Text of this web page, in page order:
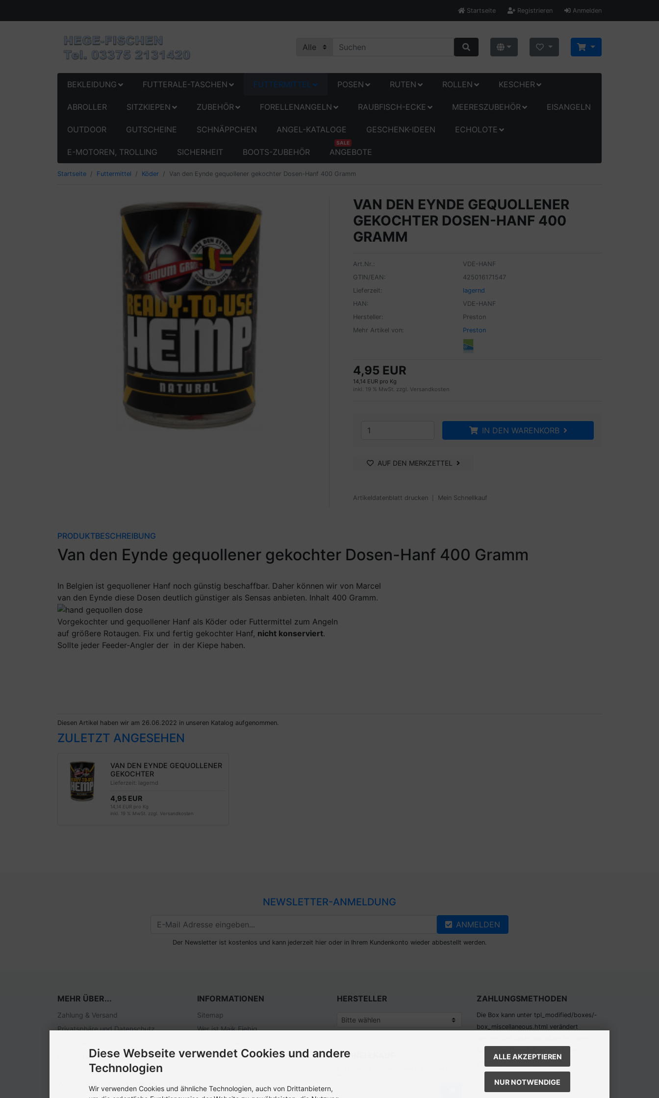
Startseite Registrieren Anmelden
BEKLEIDUNG FUTTERALE-TASCHEN FUTTERMITTEL POSEN RUTEN ROLLEN KESCHER
ABROLLER SITZKIEPEN ZUBEHÖR FORELLENANGELN RAUBFISCH-ECKE MEERESZUBEHÖR EISANGELN
OUTDOOR GUTSCHEINE SCHNÄPPCHEN ANGEL-KATALOGE GESCHENK-IDEEN ECHOLOTE
E-MOTOREN, TROLLING SICHERHEIT BOOTS-ZUBEHÖR ANGEBOTE
SALE
Startseite Futtermittel Köder Van den Eynde gequollener gekochter Dosen-Hanf 400 Gramm
VAN DEN EYNDE GEQUOLLENER
GEKOCHTER DOSEN-HANF 400
GRAMM
Art.Nr.:
VDE-HANF
GTIN/EAN:
425016171547
Lieferzeit:
lagernd
HAN:
VDE-HANF
Hersteller:
Preston
Mehr Artikel von:
Preston
4,95 EUR
14,14 EUR pro Kg
inkl. 19 % MwSt. zzgl. Versandkosten
IN DEN WARENKORB
AUF DEN MERKZETTEL
Artikeldatenblatt drucken Mein Schnellkauf
PRODUKTBESCHREIBUNG
Van den Eynde gequollener gekochter Dosen-Hanf 400 Gramm
In Belgien ist gequollener Hanf noch günstig beschaffbar. Daher können wir von Marcel
van den Eynde diese Dosen deutlich günstiger als Sensas anbieten. Inhalt 400 Gramm.
Vorgekochter und gequollener Hanf als Köder oder Futtermittel zum Angeln
auf größere Rotaugen. Fix und fertig gekochter Hanf, nicht konserviert.
Sollte jeder Feeder-Angler der in der Kiepe haben.
Diesen Artikel haben wir am 26.06.2022 in unseren Katalog aufgenommen.
ZULETZT ANGESEHEN
VAN DEN EYNDE GEQUOLLENER
GEKOCHTER
Lieferzeit: lagernd
4,95 EUR
14,14 EUR pro Kg
inkl. 19 % MwSt. zzgl. Versandkosten
NEWSLETTER-ANMELDUNG
ANMELDEN
Der Newsletter ist kostenlos und kann jederzeit hier oder in Ihrem Kundenkonto wieder abbestellt werden.
MEHR ÜBER...
Zahlung & Versand
Privatsphäre und Datenschutz
Impressum
INFORMATIONEN
Sitemap
Wer ist Maik Fiebig
HERSTELLER
SCHNELLKAUF
ZAHLUNGSMETHODEN
Die Box kann unter tpl_modified/boxes/­
box_miscellaneous.html verändert
Diese Webseite verwendet Cookies und andere
Technologien
Wir verwenden Cookies und ähnliche Technologien, auch von Drittanbietern,
ALLE AKZEPTIEREN
NUR NOTWENDIGE